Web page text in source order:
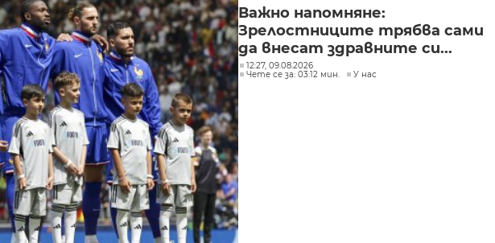
Важно напомняне:
Зрелостниците трябва сами
да внесат здравните си...
12:27, 09.08.2026
Чете се за: 03:12 мин.
У нас